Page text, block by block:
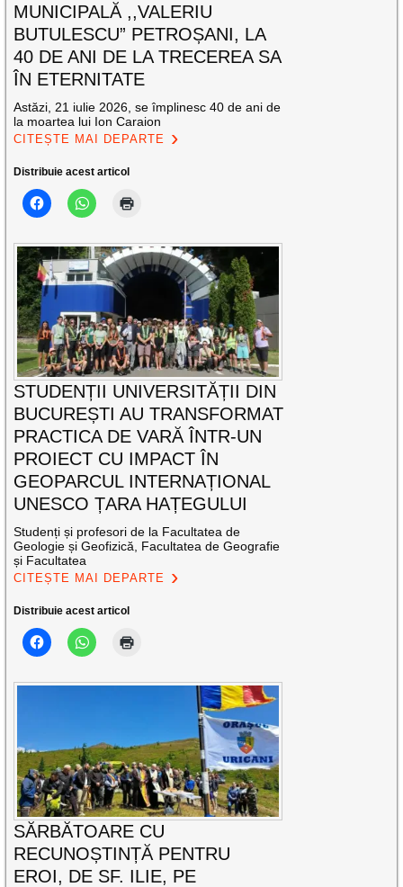
MUNICIPALĂ ,,VALERIU
BUTULESCU” PETROȘANI, LA
40 DE ANI DE LA TRECEREA SA
ÎN ETERNITATE
Astăzi, 21 iulie 2026, se împlinesc 40 de ani de
la moartea lui Ion Caraion
CITEȘTE MAI DEPARTE
Distribuie acest articol
STUDENȚII UNIVERSITĂȚII DIN
BUCUREȘTI AU TRANSFORMAT
PRACTICA DE VARĂ ÎNTR-UN
PROIECT CU IMPACT ÎN
GEOPARCUL INTERNAȚIONAL
UNESCO ȚARA HAȚEGULUI
Studenți și profesori de la Facultatea de
Geologie și Geofizică, Facultatea de Geografie
și Facultatea
CITEȘTE MAI DEPARTE
Distribuie acest articol
SĂRBĂTOARE CU
RECUNOȘTINȚĂ PENTRU
EROI, DE SF. ILIE, PE